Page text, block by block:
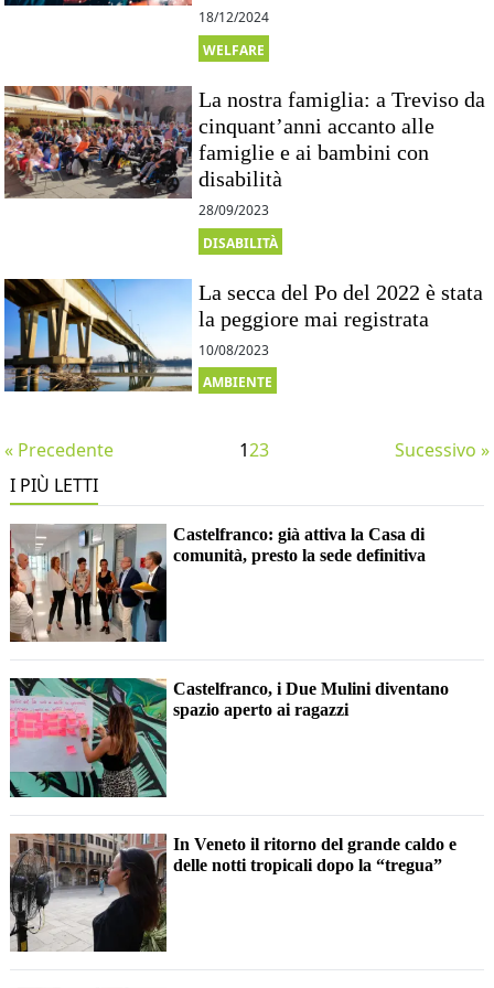
18/12/2024
WELFARE
La nostra famiglia: a Treviso da
cinquant’anni accanto alle
famiglie e ai bambini con
disabilità
28/09/2023
DISABILITÀ
La secca del Po del 2022 è stata
la peggiore mai registrata
10/08/2023
AMBIENTE
« Precedente 123
Sucessivo »
I PIÙ LETTI
Castelfranco: già attiva la Casa di
comunità, presto la sede definitiva
Castelfranco, i Due Mulini diventano
spazio aperto ai ragazzi
In Veneto il ritorno del grande caldo e
delle notti tropicali dopo la “tregua”